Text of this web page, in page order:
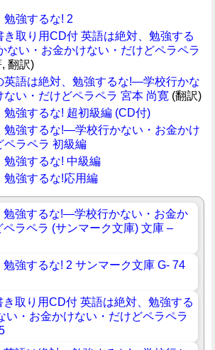
勉強するな! 2
き取り用CD付 英語は絶対、勉強する
ない・お金かけない・だけどペラペラ
翻訳)
英語は絶対、勉強するな!―学校行かな
ない・だけどペラペラ 宮本 尚寛 (翻訳)
勉強するな! 超初級編 (CD付)
勉強するな!―学校行かない・お金かけ
ペラペラ 初級編
勉強するな! 中級編
勉強するな!応用編